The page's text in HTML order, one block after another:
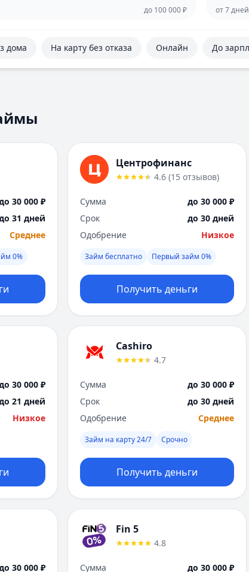
до 100 000₽ от7дней
дома На карту без отказа Онлайн До
30 000 ₽
31 дней
Среднее
0%
Центрофинанс
4.6 (15 отзывов)
Сумма
до 30 000 ₽
Срок
до 30 дней
Одобрение
Низкое
Займ бесплатно Первый займ 0%
Получить деньги
30 000 ₽
21 дней
Низкое
Cashiro
4.7
Сумма
до 30 000 ₽
Срок
до 30 дней
Одобрение
Среднее
Займ на карту 24/7 Срочно
Получить деньги
30 000 ₽
Fin 5
4.8
Сумма
до 30 000 ₽